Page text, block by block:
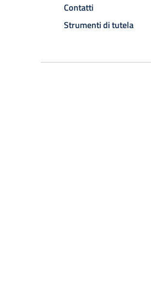
Contatti
Strumenti di tutela